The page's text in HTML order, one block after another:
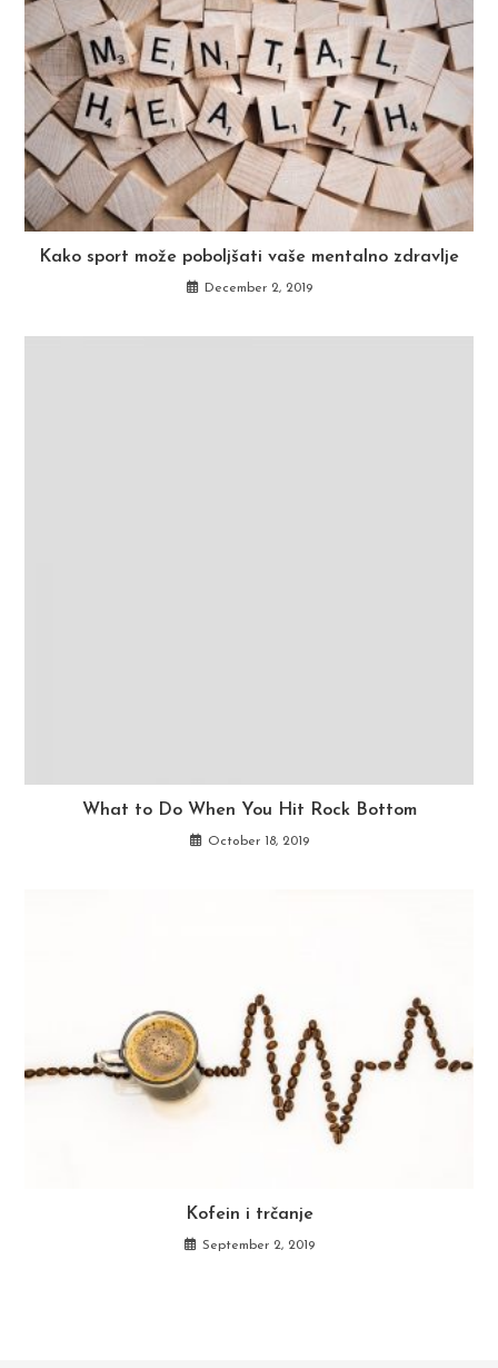
Kako sport može poboljšati vaše mentalno zdravlje
December 2, 2019
What to Do When You Hit Rock Bottom
October 18, 2019
Kofein i trčanje
September 2, 2019